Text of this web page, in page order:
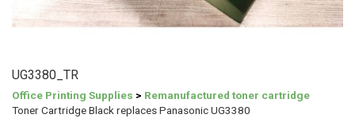
UG3380_TR
Office Printing Supplies > Remanufactured toner cartridge
Toner Cartridge Black replaces Panasonic UG3380